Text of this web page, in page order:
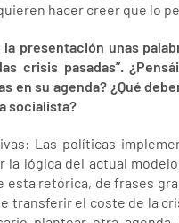
hacer creer que lo
la presentación unas
crisis pasadas”.
en su agenda? ¿Qué
socialista?
Las políticas
la lógica del actual
esta retórica, de frases
transferir el coste de la